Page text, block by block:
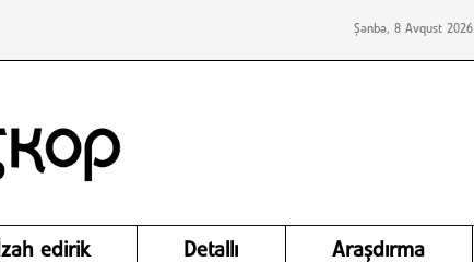
Şənbə, 8 Avqust 2026
İzah edirik Detallı Araşdırma